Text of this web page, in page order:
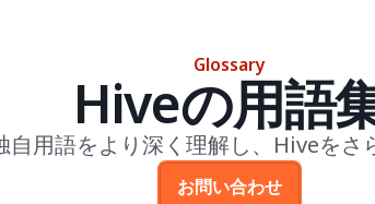
Glossary
Hiveの用語
用語をより深く理解し、Hiveをさ
お問い合わせ